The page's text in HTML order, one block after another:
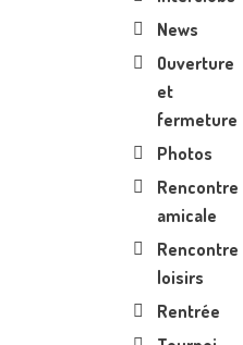
News
Ouverture
et
fermeture
Photos
Rencontre
amicale
Rencontre
loisirs
Rentrée